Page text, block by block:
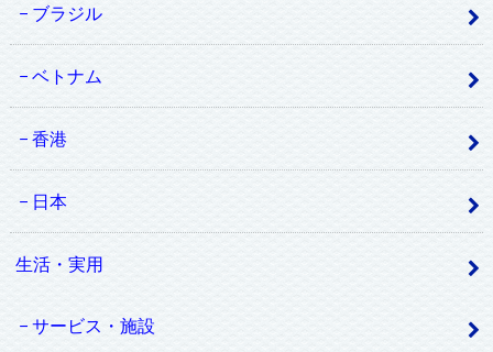
ブラジル
ベトナム
香港
日本
生活・実用
サービス・施設